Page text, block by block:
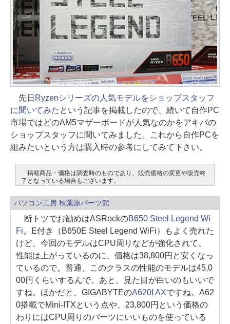
先日 Ryzenシリーズの人気モデルをショップスタッフ
に聞いてみた という記事を掲載したので、続いて自作PC
市場ではどのAM5マザーボードが人気なのかをアキバの
ショップスタッフに聞いてみました。これから自作PCを
組みたいという方は購入時の参考にしてみて下さい。
掲載商品・価格は調査時のものであり、販売価格の変更や販売終
了となっている場合もございます。
パソコン工房 秋葉原パーツ館
断トツでお勧めはASRockのB650 Steel Legend Wi
Fi。E付き（B650E Steel Legend WiFi）もよく売れた
けど、今回のモデルはCPU周りなどが強化されて、
性能は上がっているのに、価格は38,800円と安くなっ
ているので。普通、このクラスの性能のモデルは45,0
00円くらいするんで。あと、見た目が白いのもいいで
すね。ほかだと、GIGABYTEのA620I AXですね。A62
0搭載でMini-ITXという点や、23,800円という価格の
わりにはCPU周りのパーツにいいものを使っている